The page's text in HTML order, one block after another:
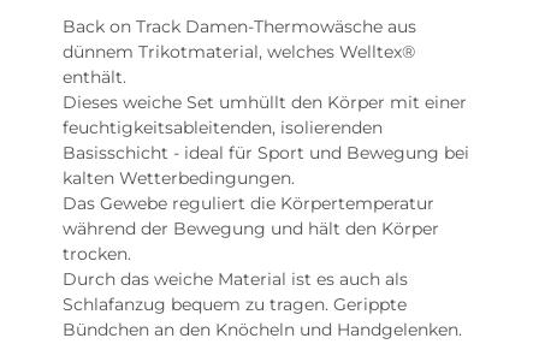
Back on Track Damen-Thermowäsche aus
dünnem Trikotmaterial, welches Welltex®
enthält.
Dieses weiche Set umhüllt den Körper mit einer
feuchtigkeitsableitenden, isolierenden
Basisschicht - ideal für Sport und Bewegung bei
kalten Wetterbedingungen.
Das Gewebe reguliert die Körpertemperatur
während der Bewegung und hält den Körper
trocken.
Durch das weiche Material ist es auch als
Schlafanzug bequem zu tragen. Gerippte
Bündchen an den Knöcheln und Handgelenken.